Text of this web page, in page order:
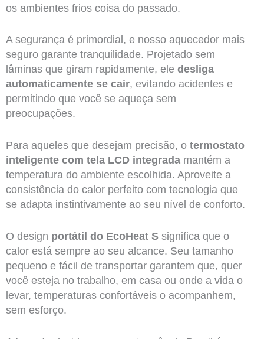
os ambientes frios coisa do passado.
A segurança é primordial, e nosso aquecedor mais
seguro garante tranquilidade. Projetado sem
lâminas que giram rapidamente, ele desliga
automaticamente se cair, evitando acidentes e
permitindo que você se aqueça sem
preocupações.
Para aqueles que desejam precisão, o termostato
inteligente com tela LCD integradamantém a
temperatura do ambiente escolhida. Aproveite a
consistência do calor perfeito com tecnologia que
se adapta instintivamente ao seu nível de conforto.
O design portátil do EcoHeat Ssignifica que o
calor está sempre ao seu alcance. Seu tamanho
pequeno e fácil de transportar garantem que, quer
você esteja no trabalho, em casa ou onde a vida o
levar, temperaturas confortáveis o acompanhem,
sem esforço.